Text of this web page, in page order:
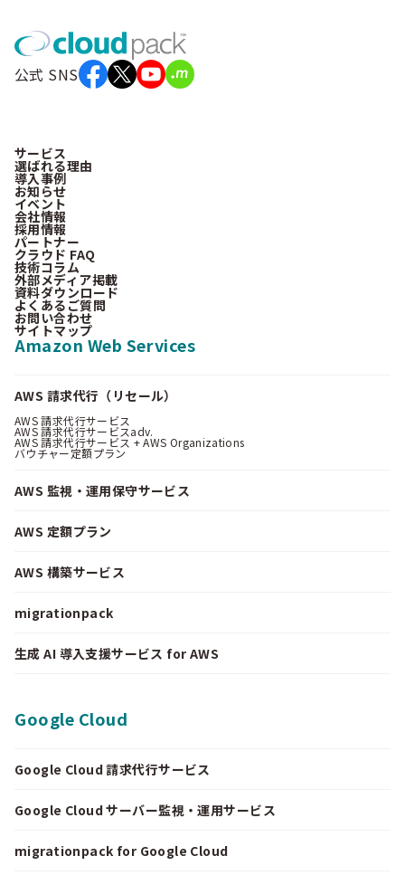
公式 SNS
サービス
選ばれる理由
導入事例
お知らせ
イベント
会社情報
採用情報
パートナー
クラウド FAQ
技術コラム
外部メディア掲載
資料ダウンロード
よくあるご質問
お問い合わせ
サイトマップ
Amazon Web Services
AWS 請求代行（リセール）
AWS 請求代行サービス
AWS 請求代行サービスadv.
AWS 請求代行サービス + AWS Organizations
バウチャー定額プラン
AWS 監視・運用保守サービス
AWS 定額プラン
AWS 構築サービス
migrationpack
生成 AI 導入支援サービス for AWS
Google Cloud
Google Cloud 請求代行サービス
Google Cloud サーバー監視・運用サービス
migrationpack for Google Cloud